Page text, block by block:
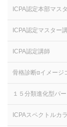
ICPA認定本部マス
ICPA認定マスター
ICPA認定講師
骨格診断αイメージ
１５分類進化型パ
ICPAスペクトルカ